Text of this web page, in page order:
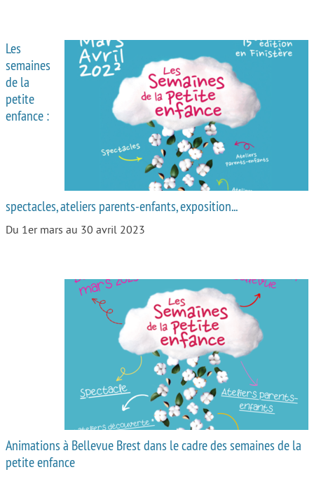
Aide aux parents
Place aux grands-parents
Les
semaines
de la
petite
enfance :
spectacles, ateliers parents-enfants, exposition...
Du 1er mars au 30 avril 2023
Animations à Bellevue Brest dans le cadre des semaines de la
petite enfance